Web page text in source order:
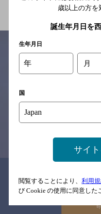
サイトマップ
念のためお店にご確認の上ご
歳以上の方を
誕生年月日を
生年月日
年 月
国
サイ
閲覧することにより、 利用
び Cookie の使用に同意した